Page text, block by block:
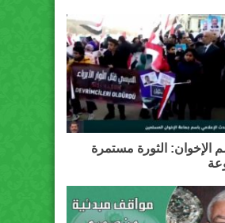
الإخوان: الثورة مستمرة